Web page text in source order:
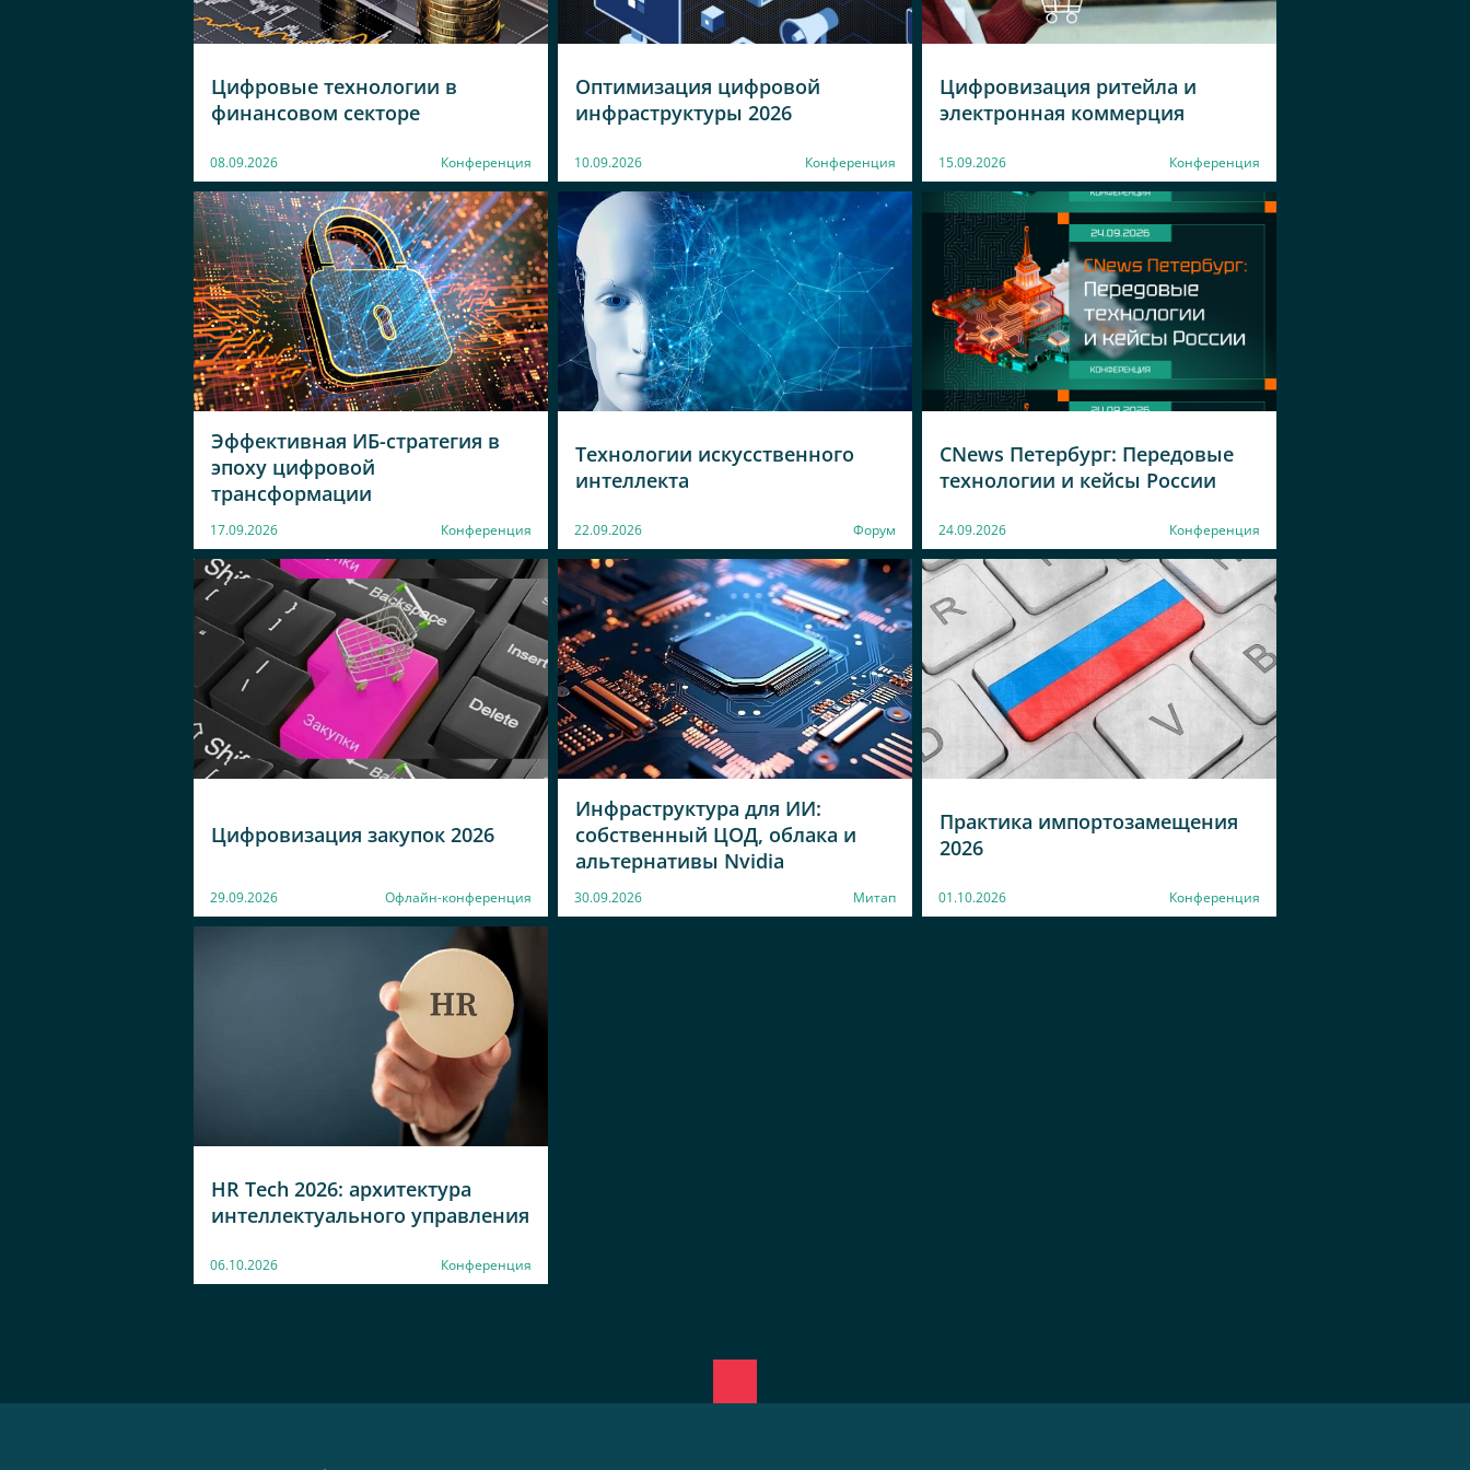
Цифровые технологии в
финансовом секторе
08.09.2026 Конференция
Оптимизация цифровой
инфраструктуры 2026
10.09.2026 Конференция
Цифровизация ритейла и
электронная коммерция
15.09.2026 Конференция
Эффективная ИБ-стратегия в
эпоху цифровой
трансформации
17.09.2026 Конференция
Технологии искусственного
интеллекта
22.09.2026 Форум
CNews Петербург: Передовые
технологии и кейсы России
24.09.2026 Конференция
Цифровизация закупок 2026
29.09.2026 Офлайн-конференция
Инфраструктура для ИИ:
собственный ЦОД, облака и
альтернативы Nvidia
30.09.2026 Митап
Практика импортозамещения
2026
01.10.2026 Конференция
HR Tech 2026: архитектура
интеллектуального управления
06.10.2026 Конференция